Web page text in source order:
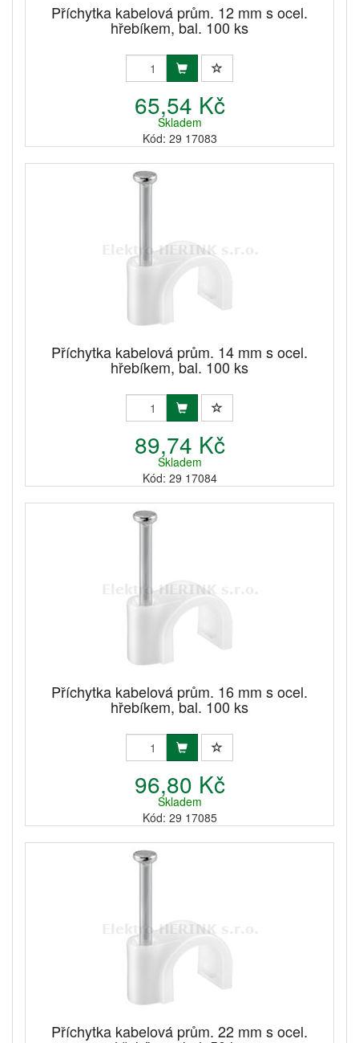
Příchytka kabelová prům. 12 mm s ocel.
hřebíkem, bal. 100 ks
65,54 Kč
Skladem
Kód: 29 17083
Příchytka kabelová prům. 14 mm s ocel.
hřebíkem, bal. 100 ks
89,74 Kč
Skladem
Kód: 29 17084
Příchytka kabelová prům. 16 mm s ocel.
hřebíkem, bal. 100 ks
96,80 Kč
Skladem
Kód: 29 17085
Příchytka kabelová prům. 22 mm s ocel.